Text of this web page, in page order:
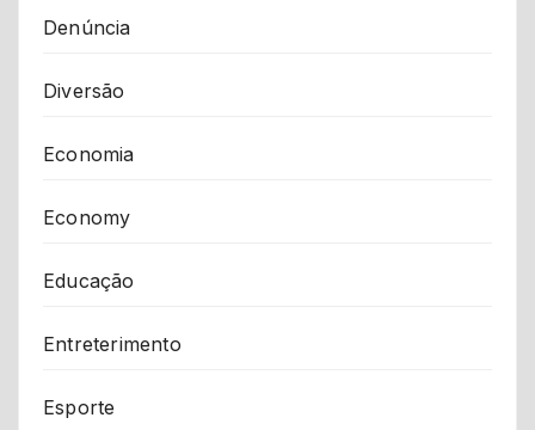
Denúncia
Diversão
Economia
Economy
Educação
Entreterimento
Esporte